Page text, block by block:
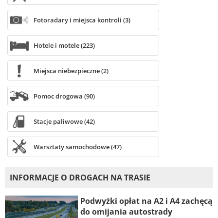
Fotoradary i miejsca kontroli (3)
Hotele i motele (223)
Miejsca niebezpieczne (2)
Pomoc drogowa (90)
Stacje paliwowe (42)
Warsztaty samochodowe (47)
INFORMACJE O DROGACH NA TRASIE
Podwyżki opłat na A2 i A4 zachęcą
do omijania autostrady